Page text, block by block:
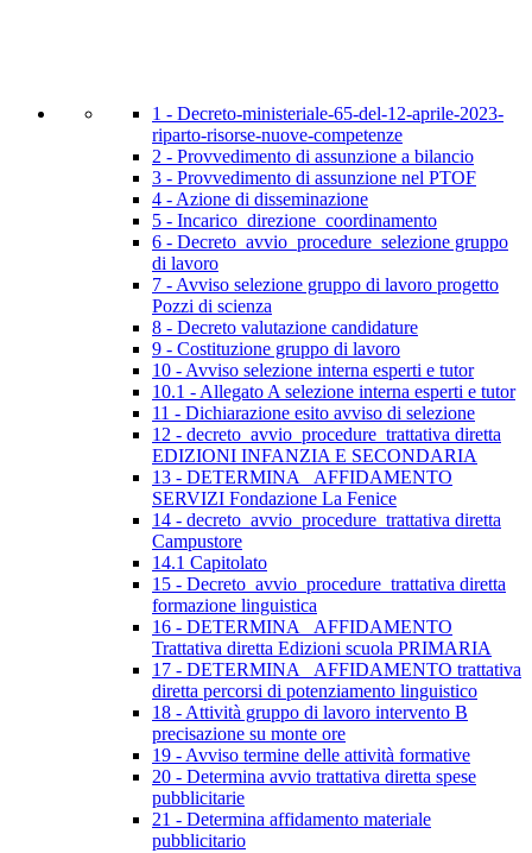
1 - Decreto-ministeriale-65-del-12-aprile-2023-
riparto-risorse-nuove-competenze
2 - Provvedimento di assunzione a bilancio
3 - Provvedimento di assunzione nel PTOF
4 - Azione di disseminazione
5 - Incarico_direzione_coordinamento
6 - Decreto_avvio_procedure_selezione gruppo
di lavoro
7 - Avviso selezione gruppo di lavoro progetto
Pozzi di scienza
8 - Decreto valutazione candidature
9 - Costituzione gruppo di lavoro
10 - Avviso selezione interna esperti e tutor
10.1 - Allegato A selezione interna esperti e tutor
11 - Dichiarazione esito avviso di selezione
12 - decreto_avvio_procedure_trattativa diretta
EDIZIONI INFANZIA E SECONDARIA
13 - DETERMINA _AFFIDAMENTO
SERVIZI Fondazione La Fenice
14 - decreto_avvio_procedure_trattativa diretta
Campustore
14.1 Capitolato
15 - Decreto_avvio_procedure_trattativa diretta
formazione linguistica
16 - DETERMINA _AFFIDAMENTO
Trattativa diretta Edizioni scuola PRIMARIA
17 - DETERMINA _AFFIDAMENTO trattativa
diretta percorsi di potenziamento linguistico
18 - Attività gruppo di lavoro intervento B
precisazione su monte ore
19 - Avviso termine delle attività formative
20 - Determina avvio trattativa diretta spese
pubblicitarie
21 - Determina affidamento materiale
pubblicitario